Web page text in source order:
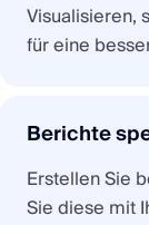
Visualisieren,
für eine
Berichte
Erstellen Sie
Sie diese mit